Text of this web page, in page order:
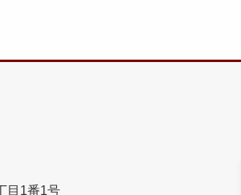
目1番1号